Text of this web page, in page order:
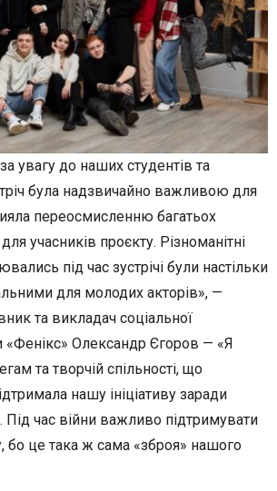
увагу до наших студентів та
була надзвичайно важливою для
переосмисленню багатьох
учасників проєкту. Різноманітні
під час зустрічі були настільки
для молодих акторів», —
та викладач соціальної
«Фенікс» Олександр Єгоров — «Я
та творчій спільності, що
нашу ініціативу заради
Під час війни важливо підтримувати
бо це така ж сама «зброя» нашого